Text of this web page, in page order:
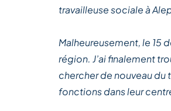
travailleuse sociale à
Malheureusement, le 15
région. J’ai finalement
chercher de nouveau du
fonctions dans leur